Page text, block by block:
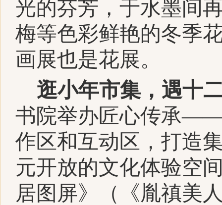
光的芬芳，于水墨间
梅等色彩鲜艳的冬季
画展也是花展。
逛小年市集，遇十
书院举办匠心传承——
作区和互动区，打造
元开放的文化体验空
居图屏》（《胤禛美